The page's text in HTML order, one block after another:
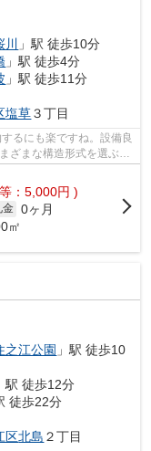
川
」駅 徒歩10分
」駅 徒歩4分
」駅 徒歩11分
塩草３丁目
るにも楽ですね。設備良
ざまな構造形式を選ぶこ
：5,000円 )
金 0ヶ月
㎡
之江公園 」駅 徒歩10
駅 徒歩12分
徒歩22分
区北島 ２丁目